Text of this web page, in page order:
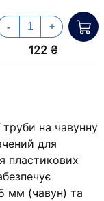
122 ₴
- +
на чавунну
для
пластикових
мм (чавун) та